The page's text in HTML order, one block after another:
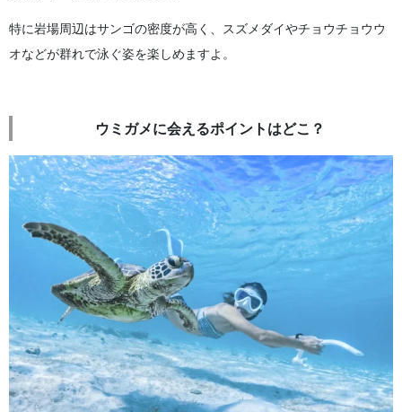
特に岩場周辺はサンゴの密度が高く、スズメダイやチョウチョウウ
オなどが群れで泳ぐ姿を楽しめますよ。
ウミガメに会えるポイントはどこ？